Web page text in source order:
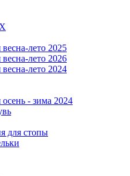
лето 2025
лето 2026
лето 2024
- зима 2024
для стопы